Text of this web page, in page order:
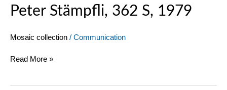
Peter Stämpfli, 362 S, 1979
Mosaic collection / Communication
Read More »